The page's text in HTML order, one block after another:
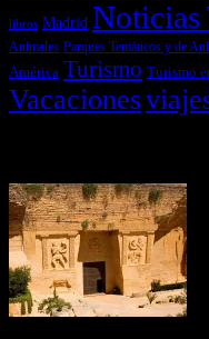
libros Madrid Noticias
Animales Parques Temáticos y de
América Turismo Turismo
Vacaciones